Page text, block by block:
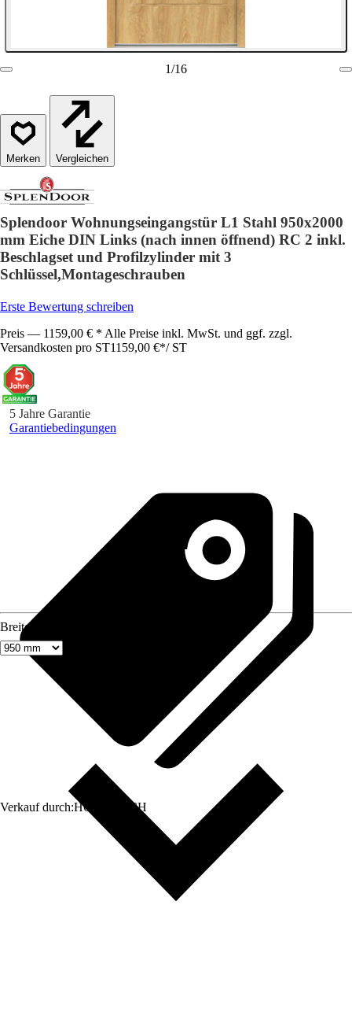
1/16
Vergleichen
Splendoor Wohnungseingangstür L1 Stahl 950x2000
mm Eiche DIN Links (nach innen öffnend) RC 2 inkl.
Beschlagset und Profilzylinder mit 3
Schlüssel,Montageschrauben
Erste Bewertung schreiben
Preis — 1159,00 € * Alle Preise inkl. MwSt. und ggf. zzgl.
Versandkosten pro ST1159,00 €*/ ST
5 Jahre Garantie
Garantiebedingungen
Verkauf durch:HORNBACH
Breite